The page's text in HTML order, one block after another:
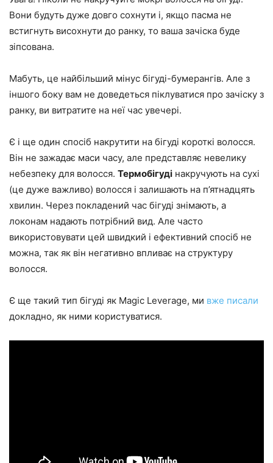
Вони будуть дуже довго сохнути і, якщо пасма не
встигнуть висохнути до ранку, то ваша зачіска буде
зіпсована.
Мабуть, це найбільший мінус бігуді-бумерангів. Але з
іншого боку вам не доведеться піклуватися про зачіску з
ранку, ви витратите на неї час увечері.
Є і ще один спосіб накрутити на бігуді короткі волосся.
Він не зажадає маси часу, але представляє невелику
небезпеку для волосся. Термобігуді накручують на сухі
(це дуже важливо) волосся і залишають на п’ятнадцять
хвилин. Через покладений час бігуді знімають, а
локонам надають потрібний вид. Але часто
використовувати цей швидкий і ефективний спосіб не
можна, так як він негативно впливає на структуру
волосся.
Є ще такий тип бігуді як Magic Leverage, ми вже писали
докладно, як ними користуватися.